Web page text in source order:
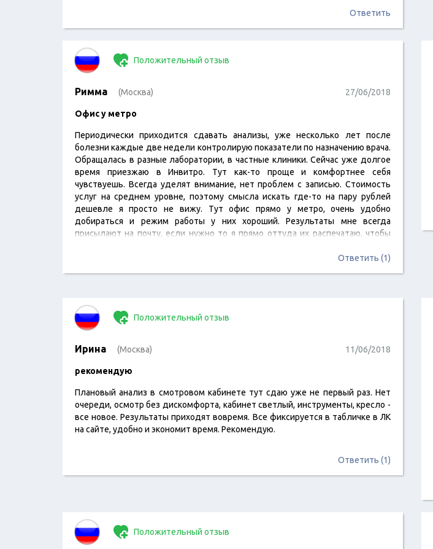
РАЗОЧАРОВАНА РАБОТОЙ ДАННОЙ ЛАБОРАТОРИИ(((Получилось так, что 900
Ответить
Положительный отзыв
Римма (Москва) 27/06/2018
Офис у метро
Периодически приходится сдавать анализы, уже несколько лет после
болезни каждые две недели контролирую показатели по назначению врача.
Обращалась в разные лаборатории, в частные клиники. Сейчас уже долгое
время приезжаю в Инвитро. Тут как-то проще и комфортнее себя
чувствуешь. Всегда уделят внимание, нет проблем с записью. Стоимость
услуг на среднем уровне, поэтому смысла искать где-то на пару рублей
дешевле я просто не вижу. Тут офис прямо у метро, очень удобно
добираться и режим работы у них хороший. Результаты мне всегда
присылают на почту, если нужно то я прямо оттуда их распечатаю, чтобы
Ответить (1)
Положительный отзыв
Ирина (Москва) 11/06/2018
рекомендую
Плановый анализ в смотровом кабинете тут сдаю уже не первый раз. Нет
очереди, осмотр без дискомфорта, кабинет светлый, инструменты, кресло -
все новое. Результаты приходят вовремя. Все фиксируется в табличке в ЛК
на сайте, удобно и экономит время. Рекомендую.
Ответить (1)
Положительный отзыв